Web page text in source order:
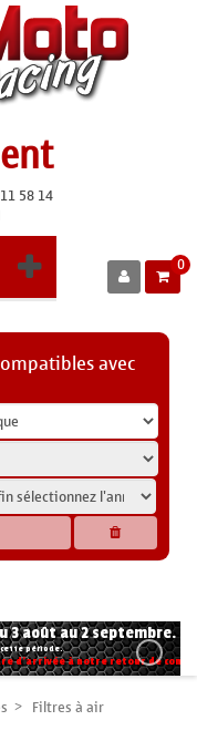
58 14
0
avec
3 août au 2 septembre.
période.
d'arrivée à notre retour de
Filtres à air